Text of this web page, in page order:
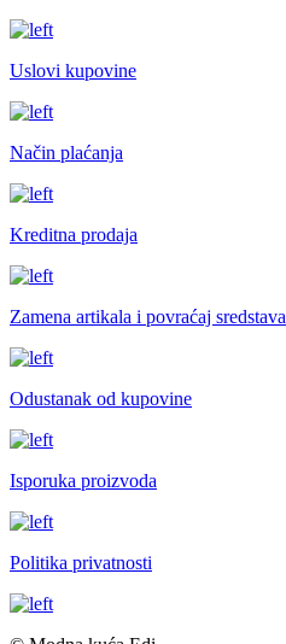
Uslovi kupovine
Način plaćanja
Kreditna prodaja
Zamena artikala i povraćaj sredstava
Odustanak od kupovine
Isporuka proizvoda
Politika privatnosti